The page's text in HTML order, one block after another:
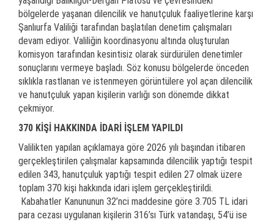
bölgelerde yaşanan dilencilik ve hanutçuluk faaliyetlerine karşı
Şanlıurfa Valiliği tarafından başlatılan denetim çalışmaları
devam ediyor. Valiliğin koordinasyonu altında oluşturulan
komisyon tarafından kesintisiz olarak sürdürülen denetimler
sonuçlarını vermeye başladı. Söz konusu bölgelerde önceden
sıklıkla rastlanan ve istenmeyen görüntülere yol açan dilencilik
ve hanutçuluk yapan kişilerin varlığı son dönemde dikkat
çekmiyor.
370 KİŞİ HAKKINDA İDARİ İŞLEM YAPILDI
Valilikten yapılan açıklamaya göre 2026 yılı başından itibaren
gerçekleştirilen çalışmalar kapsamında dilencilik yaptığı tespit
edilen 343, hanutçuluk yaptığı tespit edilen 27 olmak üzere
toplam 370 kişi hakkında idari işlem gerçekleştirildi.
Kabahatler Kanununun 32’nci maddesine göre 3.705 TL idari
para cezası uygulanan kişilerin 316’sı Türk vatandaşı, 54’ü ise